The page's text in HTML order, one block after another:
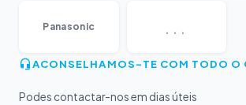
Panasonic ...
ACONSELHAMOS-TE COM TODO O
Podes contactar-nos em dias úteis